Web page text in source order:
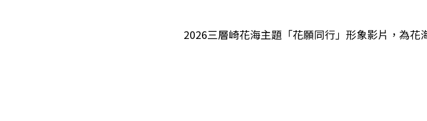
2026三層崎花海主題「花願同行」形象影片，為花